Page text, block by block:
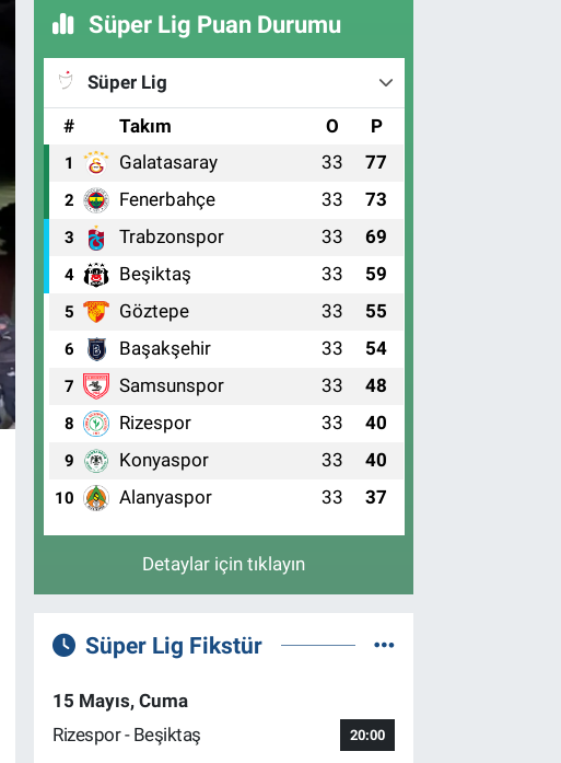
Süper Lig Puan Durumu
Süper Lig
#
Takım O P
1 Galatasaray 33 77
2 Fenerbahçe 33 73
3 Trabzonspor 33 69
4 Beşiktaş 33 59
5 Göztepe 33 55
6 Başakşehir 33 54
7 Samsunspor 33 48
8 Rizespor 33 40
9 Konyaspor 33 40
10 Alanyaspor 33 37
Detaylar için tıklayın
Süper Lig Fikstür
15 Mayıs, Cuma
Rizespor - Beşiktaş
20:00